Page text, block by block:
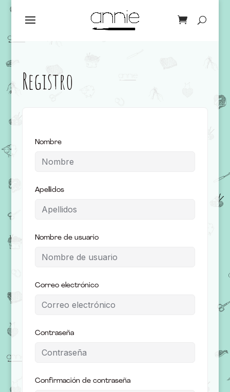
Registro
Nombre
Apellidos
Nombre de usuario
Correo electrónico
Contraseña
Confirmación de contraseña